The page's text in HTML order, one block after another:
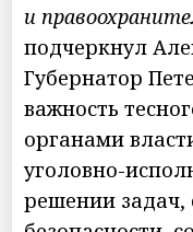
и
подчеркнул
Губернатор
важность
органами
уголовно-
решении задач,